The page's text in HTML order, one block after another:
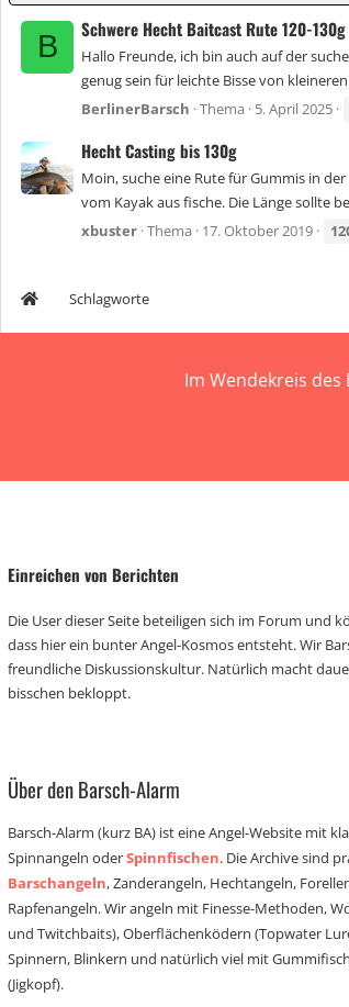
B
Schwere Hecht Baitcast Rute 120-130g
Hallo Freunde, ich bin auch auf der
genug sein für leichte Bisse von
BerlinerBarsch Thema 5. April 2025
Hecht Casting bis 130g
Moin, suche eine Rute für Gummis in
vom Kayak aus fische. Die Länge sollte
xbuster Thema 17. Oktober 2019
Schlagworte
Im Wendekreis
Einreichen von Berichten
Die User dieser Seite beteiligen sich im Forum und
dass hier ein bunter Angel-Kosmos entsteht. Wir
freundliche Diskussionskultur. Natürlich macht
bisschen bekloppt.
Über den Barsch-Alarm
Barsch-Alarm (kurz BA) ist eine Angel-Website mit
Spinnangeln oderSpinnfischen. Die Archive sind
Barschangeln, Zanderangeln, Hechtangeln,
Rapfenangeln. Wir angeln mit Finesse-Methoden,
und Twitchbaits), Oberflächenködern (Topwater
Spinnern, Blinkern und natürlich viel mit
(Jigkopf).